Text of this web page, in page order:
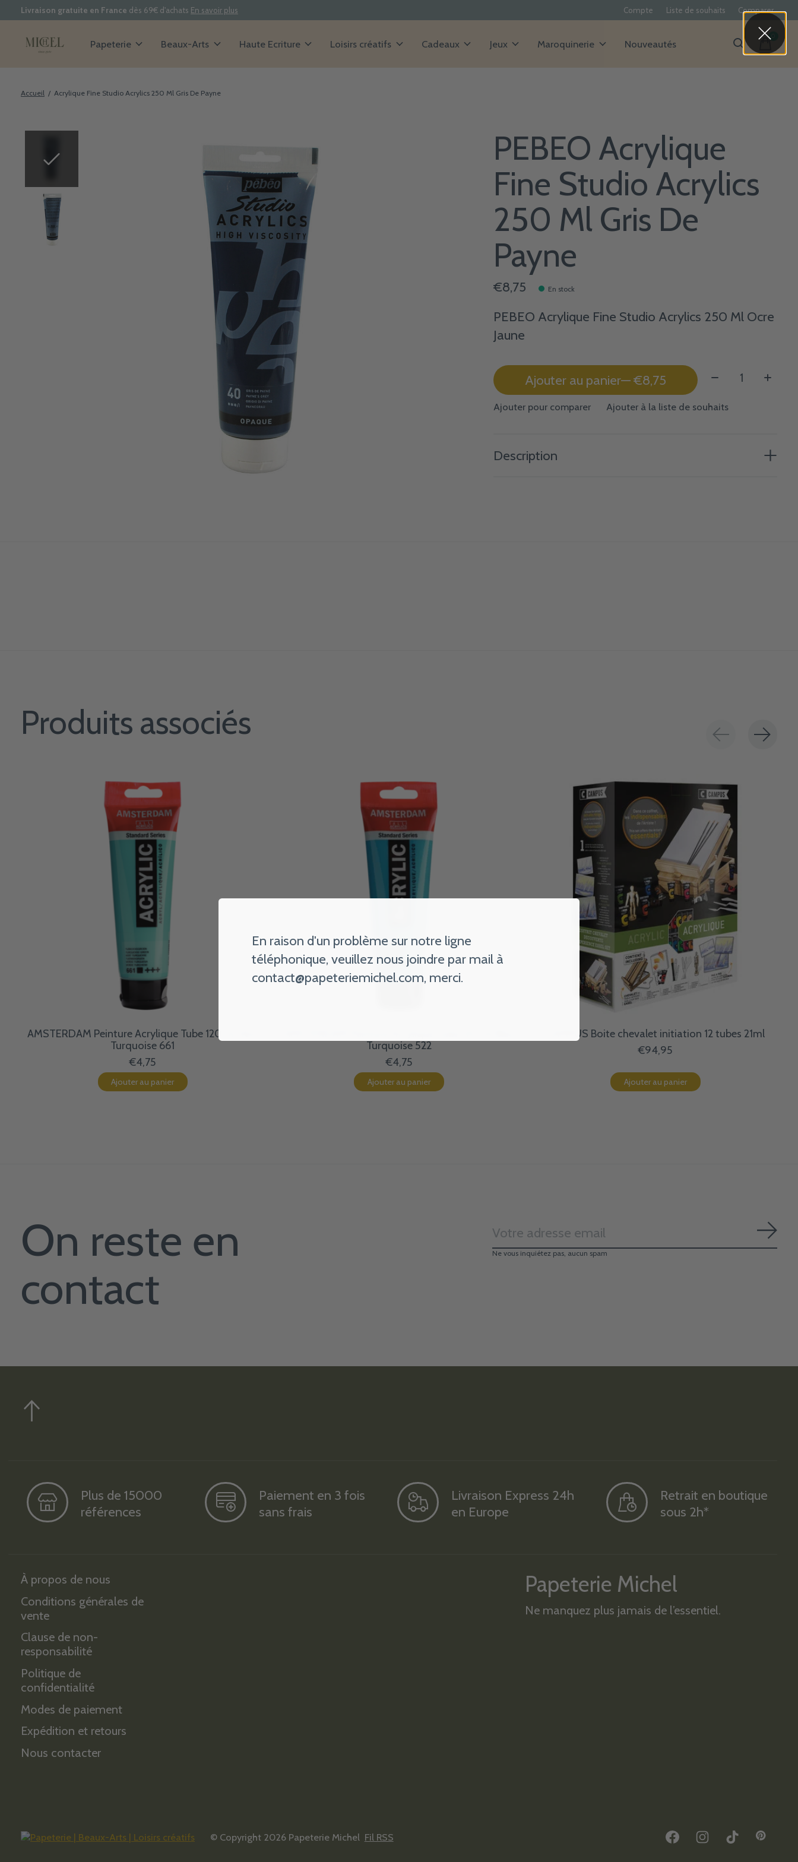
Livraison gratuite en France dès 69€ d'achats En savoir plus Compte Liste de souhaits Comparer
Papeterie Beaux-Arts Haute Ecriture Loisirs créatifs Cadeaux Jeux Maroquinerie Nouveautés items
Accueil / Acrylique Fine Studio Acrylics 250 Ml Gris De Payne
PEBEO Acrylique
Fine Studio Acrylics
250 Ml Gris De
Payne
€8,75 En stock
PEBEO Acrylique Fine Studio Acrylics 250 Ml Ocre
Jaune
Ajouter au panier — €8,75 Quantité:
Ajouter pour comparer Ajouter à la liste de souhaits
Description
Produits associés
Carousel items
AMSTERDAM Peinture Acrylique Tube 120 ml Vert
Turquoise 661
€4,75
Ajouter au panier
Turquoise 522
€4,75
Ajouter au panier
CAMPUS Boite chevalet initiation 12 tubes 21ml
€94,95
Ajouter au panier
On reste en
contact
Ne vous inquiétez pas, aucun spam
Plus de 15000
références
Paiement en 3 fois
sans frais
Livraison Express 24h
en Europe
Retrait en boutique
sous 2h*
À propos de nous
Conditions générales de
vente
Clause de non-
responsabilité
Politique de
confidentialité
Modes de paiement
Expédition et retours
Nous contacter
Papeterie Michel
Ne manquez plus jamais de l’essentiel.
© Copyright 2026 Papeterie Michel Fil RSS
En raison d'un problème sur notre ligne
téléphonique, veuillez nous joindre par mail à
contact@papeteriemichel.com, merci.